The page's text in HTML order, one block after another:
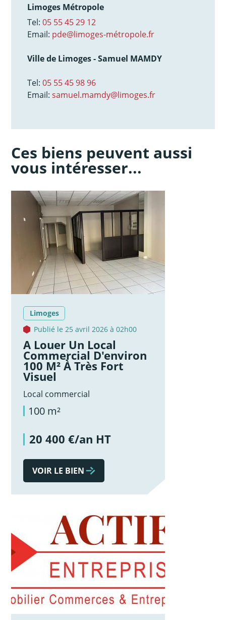
Limoges Métropole
Tel:05 55 45 29 12
Email: pde@limoges-métropole.fr
Ville de Limoges - Samuel MAMDY
Tel:05 55 45 98 96
Email:samuel.mamdy@limoges.fr
Ces biens peuvent aussi
vous intéresser...
Limoges
Publié le 25 avril 2026 à 02h00
A Louer Un Local
Commercial D'environ
100 M² À Très Fort
Visuel
Local commercial
100 m²
20 400 €/an HT
VOIR LE BIEN